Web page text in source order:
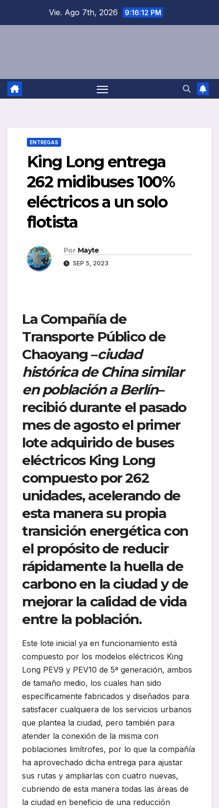
Vie. Ago 7th, 2026 9:16:12 PM
ENTREGAS
King Long entrega
262 midibuses 100%
eléctricos a un solo
flotista
Por Mayte
SEP 5, 2023
La Compañía de
Transporte Público de
Chaoyang –ciudad
histórica de China similar
en población a Berlín–
recibió durante el pasado
mes de agosto el primer
lote adquirido de buses
eléctricos King Long
compuesto por 262
unidades, acelerando de
esta manera su propia
transición energética con
el propósito de reducir
rápidamente la huella de
carbono en la ciudad y de
mejorar la calidad de vida
entre la población.
Este lote inicial ya en funcionamiento está
compuesto por los modelos eléctricos King
Long PEV9 y PEV10 de 5ª generación, ambos
de tamaño medio, los cuales han sido
específicamente fabricados y diseñados para
satisfacer cualquiera de los servicios urbanos
que plantea la ciudad, pero también para
atender la conexión de la misma con
poblaciones limítrofes, por lo que la compañía
ha aprovechado dicha entrega para ajustar
sus rutas y ampliarlas con cuatro nuevas,
cubriendo de esta manera todas las áreas de
la ciudad en beneficio de una reducción